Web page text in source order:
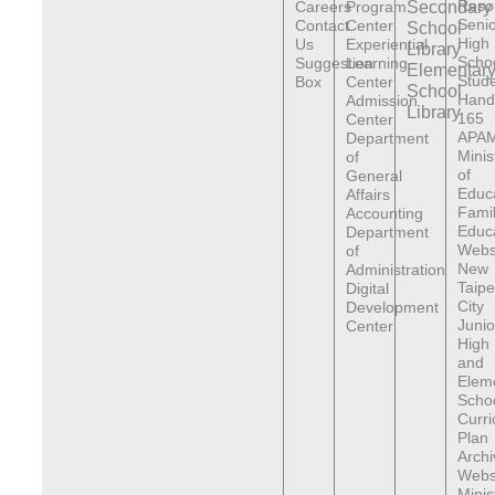
Careers
Contact
Us
Suggestion
Box
Program
Center
Experiential
Learning
Center
Admission
Center
Department
of
General
Affairs
Accounting
Department
of
Administration
Digital
Development
Center
Secondary
School
Library
Elementary
School
Library
High
165
of
New
City
High
and
Plan